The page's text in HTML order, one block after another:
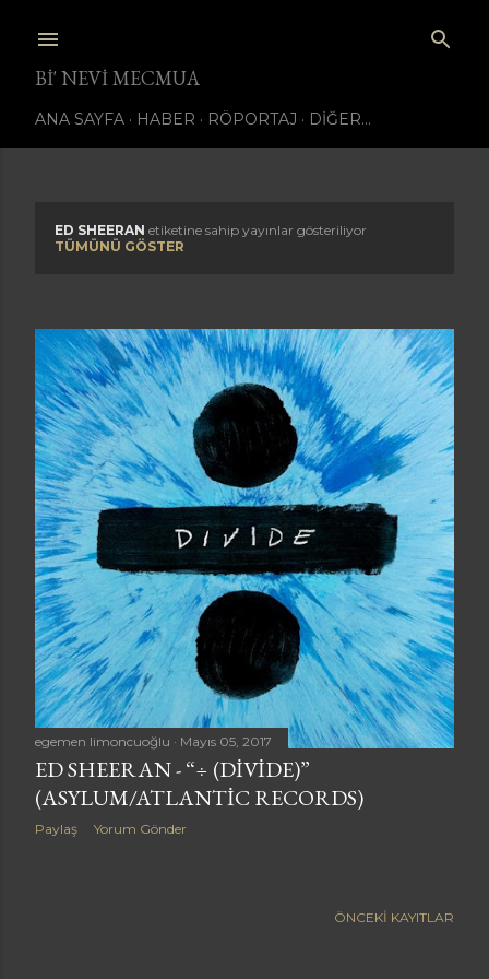
BI' NEVI MECMUA
ANA SAYFA HABER RÖPORTAJ DIĞER…
K
y
ı
t
l
a
r
ED SHEERAN etiketine sahip yayınlar gösteriliyor
TÜMÜNÜ GÖSTER
egemen limoncuoğlu Mayıs 05, 2017
ED SHEERAN - “÷ (DIVIDE)”
(ASYLUM/ATLANTIC RECORDS)
Paylaş Yorum Gönder
ÖNCEKI KAYITLAR